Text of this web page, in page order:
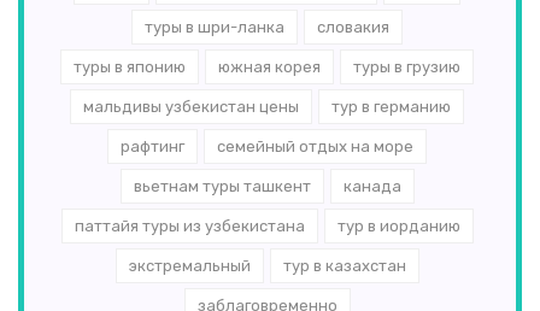
туры в шри-ланка словакия
туры в японию южная корея туры в грузию
мальдивы узбекистан цены тур в германию
рафтинг семейный отдых на море
вьетнам туры ташкент канада
паттайя туры из узбекистана тур в иорданию
экстремальный тур в казахстан
заблаговременно